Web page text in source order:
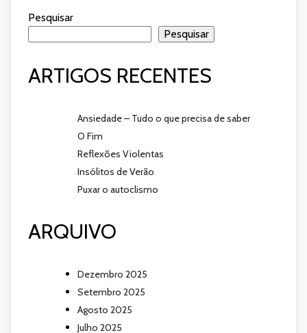
Pesquisar
Pesquisar
ARTIGOS RECENTES
Ansiedade – Tudo o que precisa de saber
O Fim
Reflexões Violentas
Insólitos de Verão
Puxar o autoclismo
ARQUIVO
Dezembro 2025
Setembro 2025
Agosto 2025
Julho 2025